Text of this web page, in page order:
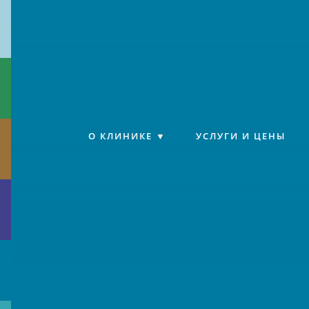
О КЛИНИКЕ УСЛУГИ И ЦЕНЫ